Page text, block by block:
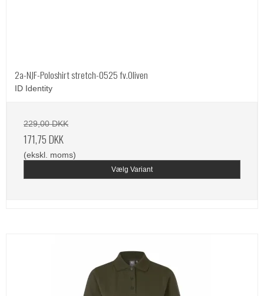
2a-NJF-Poloshirt stretch-0525 fv.Oliven
ID Identity
229,00 DKK
171,75 DKK
(ekskl. moms)
Vælg Variant